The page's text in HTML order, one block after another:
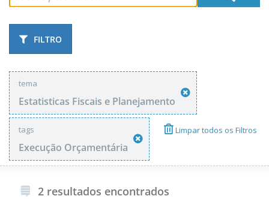
FILTRO
tema
Estatisticas Fiscais e Planejamento
tags
Execução Orçamentária
Limpar todos os Filtros
2 resultados encontrados